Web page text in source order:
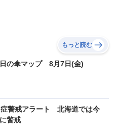
もっと読む
の傘マップ 8月7日(金)
警戒アラート 北海道では今
警戒